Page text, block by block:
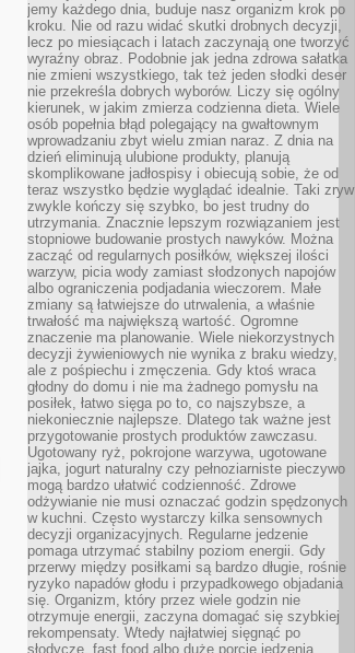
jemy każdego dnia, buduje nasz organizm krok po
kroku. Nie od razu widać skutki drobnych decyzji,
lecz po miesiącach i latach zaczynają one tworzyć
wyraźny obraz. Podobnie jak jedna zdrowa sałatka
nie zmieni wszystkiego, tak też jeden słodki deser
nie przekreśla dobrych wyborów. Liczy się ogólny
kierunek, w jakim zmierza codzienna dieta. Wiele
osób popełnia błąd polegający na gwałtownym
wprowadzaniu zbyt wielu zmian naraz. Z dnia na
dzień eliminują ulubione produkty, planują
skomplikowane jadłospisy i obiecują sobie, że od
teraz wszystko będzie wyglądać idealnie. Taki zryw
zwykle kończy się szybko, bo jest trudny do
utrzymania. Znacznie lepszym rozwiązaniem jest
stopniowe budowanie prostych nawyków. Można
zacząć od regularnych posiłków, większej ilości
warzyw, picia wody zamiast słodzonych napojów
albo ograniczenia podjadania wieczorem. Małe
zmiany są łatwiejsze do utrwalenia, a właśnie
trwałość ma największą wartość. Ogromne
znaczenie ma planowanie. Wiele niekorzystnych
decyzji żywieniowych nie wynika z braku wiedzy,
ale z pośpiechu i zmęczenia. Gdy ktoś wraca
głodny do domu i nie ma żadnego pomysłu na
posiłek, łatwo sięga po to, co najszybsze, a
niekoniecznie najlepsze. Dlatego tak ważne jest
przygotowanie prostych produktów zawczasu.
Ugotowany ryż, pokrojone warzywa, ugotowane
jajka, jogurt naturalny czy pełnoziarniste pieczywo
mogą bardzo ułatwić codzienność. Zdrowe
odżywianie nie musi oznaczać godzin spędzonych
w kuchni. Często wystarczy kilka sensownych
decyzji organizacyjnych. Regularne jedzenie
pomaga utrzymać stabilny poziom energii. Gdy
przerwy między posiłkami są bardzo długie, rośnie
ryzyko napadów głodu i przypadkowego objadania
się. Organizm, który przez wiele godzin nie
otrzymuje energii, zaczyna domagać się szybkiej
rekompensaty. Wtedy najłatwiej sięgnąć po
słodycze, fast food albo duże porcje jedzenia